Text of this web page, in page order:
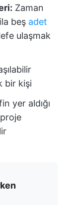
Zaman
beş adet
ulaşmak
bir kişi
yer aldığı